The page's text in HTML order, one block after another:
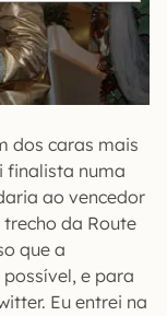
dos caras mais
finalista numa
ao vencedor
da Route
que a
e para
Eu entrei na